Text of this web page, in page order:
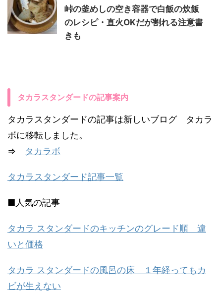
峠の釜めしの空き容器で白飯の炊飯
のレシピ・直火OKだが割れる注意書
きも
タカラスタンダードの記事案内
タカラスタンダードの記事は新しいブログ タカラ
ボに移転しました。
⇒ タカラボ
タカラスタンダード記事一覧
■人気の記事
タカラ スタンダードのキッチンのグレード順 違
いと価格
タカラ スタンダードの風呂の床 １年経ってもカ
ビが生えない